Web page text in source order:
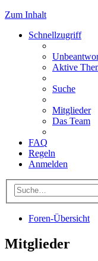
Zum Inhalt
Schnellzugriff
Aktive
Suche
Mitglieder
Das Team
FAQ
Regeln
Anmelden
Foren-Übersicht
Mitglieder